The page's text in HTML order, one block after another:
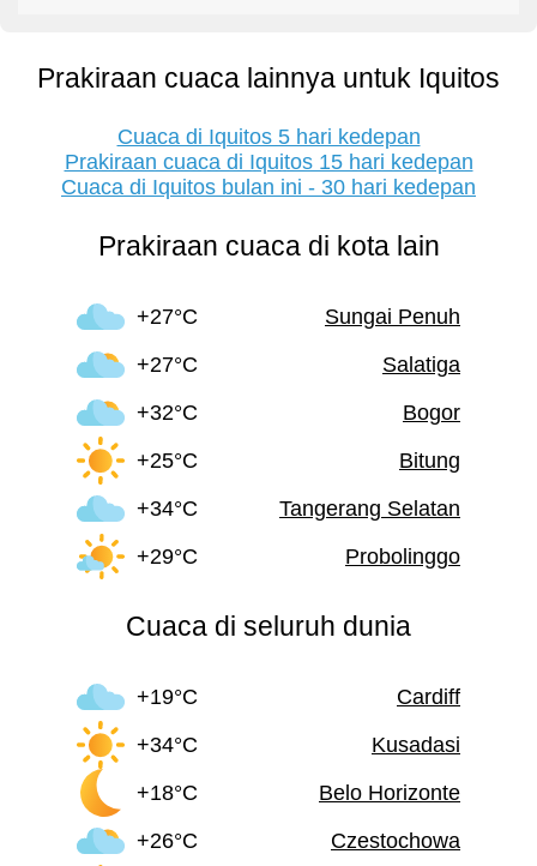
Prakiraan cuaca lainnya untuk Iquitos
Cuaca di Iquitos 5 hari kedepan
Prakiraan cuaca di Iquitos 15 hari kedepan
Cuaca di Iquitos bulan ini - 30 hari kedepan
Prakiraan cuaca di kota lain
+27°C
Sungai Penuh
+27°C
Salatiga
+32°C
Bogor
+25°C
Bitung
+34°C
Tangerang Selatan
+29°C
Probolinggo
Cuaca di seluruh dunia
+19°C
Cardiff
+34°C
Kusadasi
+18°C
Belo Horizonte
+26°C
Czestochowa